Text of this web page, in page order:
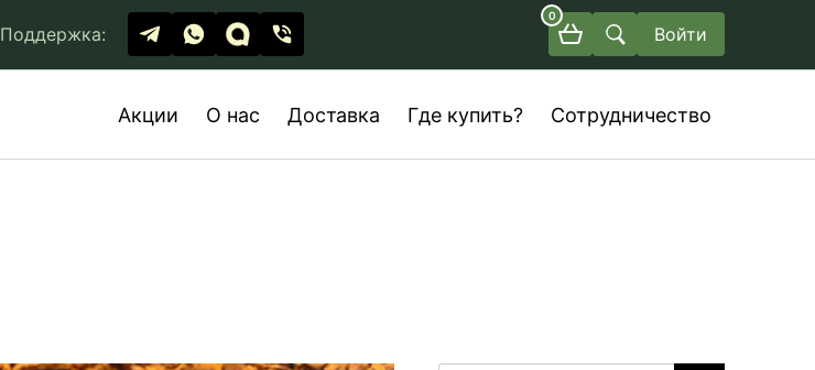
Поддержка:
0
Войти
Акции О нас Доставка Где купить? Сотрудничество